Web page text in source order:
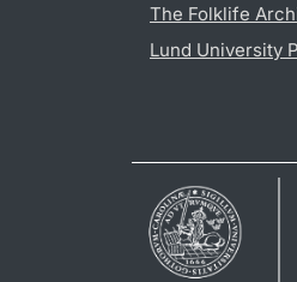
The Folklife
Lund University